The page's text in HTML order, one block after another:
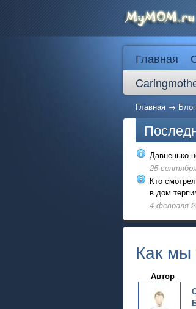
Главная
Главная →
Давненько
25
Кто
в дом
4 февраля
Как мы
Автор